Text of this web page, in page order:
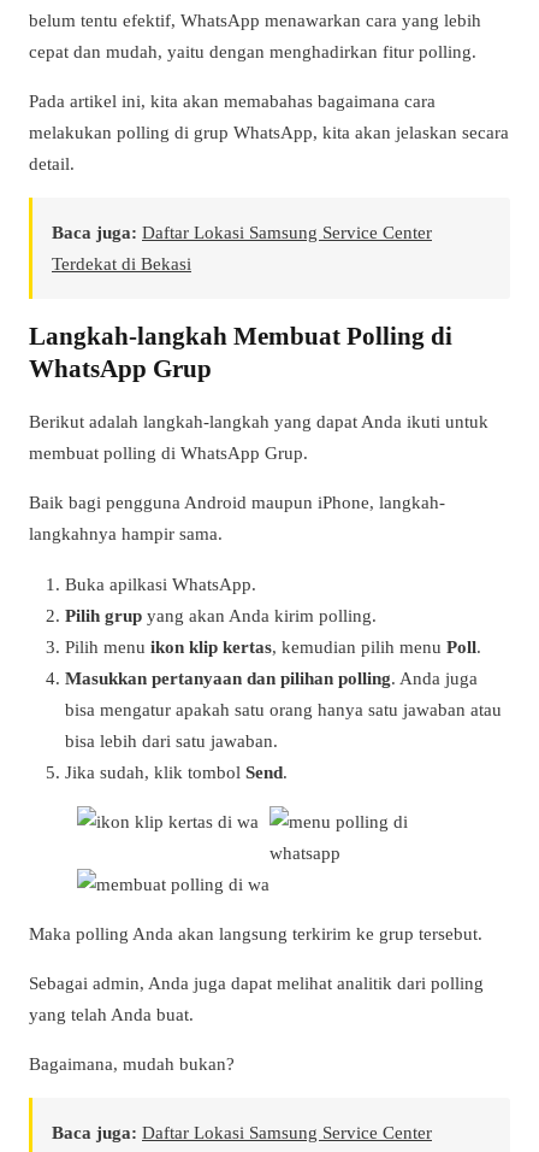
belum tentu efektif, WhatsApp menawarkan cara yang lebih
cepat dan mudah, yaitu dengan menghadirkan fitur polling.
Pada artikel ini, kita akan memabahas bagaimana cara
melakukan polling di grup WhatsApp, kita akan jelaskan secara
detail.
Baca juga: Daftar Lokasi Samsung Service Center
Terdekat di Bekasi
Langkah-langkah Membuat Polling di
WhatsApp Grup
Berikut adalah langkah-langkah yang dapat Anda ikuti untuk
membuat polling di WhatsApp Grup.
Baik bagi pengguna Android maupun iPhone, langkah-
langkahnya hampir sama.
Buka apilkasi WhatsApp.
Pilih grup yang akan Anda kirim polling.
Pilih menu ikon klip kertas, kemudian pilih menu Poll.
Masukkan pertanyaan dan pilihan polling. Anda juga
bisa mengatur apakah satu orang hanya satu jawaban atau
bisa lebih dari satu jawaban.
Jika sudah, klik tombol Send.
Maka polling Anda akan langsung terkirim ke grup tersebut.
Sebagai admin, Anda juga dapat melihat analitik dari polling
yang telah Anda buat.
Bagaimana, mudah bukan?
Baca juga: Daftar Lokasi Samsung Service Center